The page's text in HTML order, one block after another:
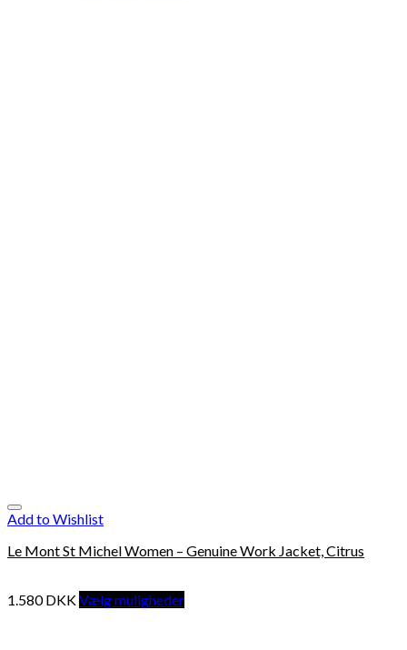
Add to Wishlist
Le Mont St Michel Women – Genuine Work Jacket, Citrus
1.580DKKVælg muligheder